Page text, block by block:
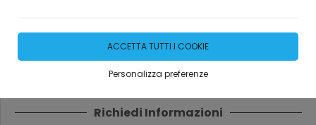
ACCETTA TUTTI I COOKIE
Personalizza preferenze
Richiedi Informazioni